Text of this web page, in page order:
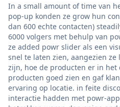
In a small amount of time van
pop-up konden ze grow hun
dan 600 echte contacten)
6000 volgers met behulp van
ze added powr slider als een
snel te laten zien, aangezien
zijn, hoe de producten er in
producten goed zien en gaf
ervaring op locatie. in feite
interactie hadden met powr-